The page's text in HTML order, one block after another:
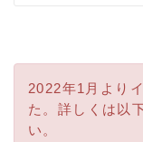
2022年1月より
た。詳しくは以
い。